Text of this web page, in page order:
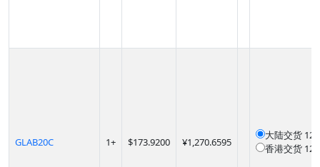
GLAB20C 1+ $173.9200 ¥1,270.6595
大陆交货
香港交货